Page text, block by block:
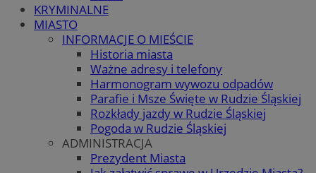
KRYMINALNE
MIASTO
INFORMACJE O MIEŚCIE
Historia miasta
Ważne adresy i telefony
Harmonogram wywozu odpadów
Parafie i Msze Święte w Rudzie Śląskiej
Rozkłady jazdy w Rudzie Śląskiej
Pogoda w Rudzie Śląskiej
ADMINISTRACJA
Prezydent Miasta